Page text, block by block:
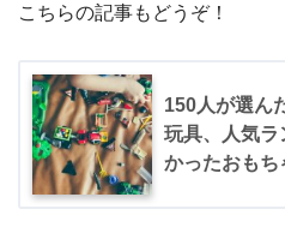
こちらの記事もどうぞ！
150人が選ん
玩具、人気ラ
かったおもち